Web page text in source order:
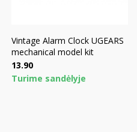
Vintage Alarm Clock UGEARS
mechanical model kit
Price
13.90
Turime sandėlyje